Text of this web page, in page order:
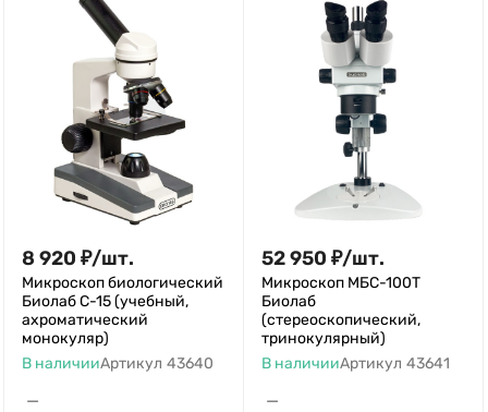
8 920 ₽/шт.
Микроскоп биологический
Биолаб С-15 (учебный,
ахроматический
монокуляр)
В наличииАртикул 43640
—
52 950 ₽/шт.
Микроскоп МБС-100Т
Биолаб
(стереоскопический,
тринокулярный)
В наличииАртикул 43641
—